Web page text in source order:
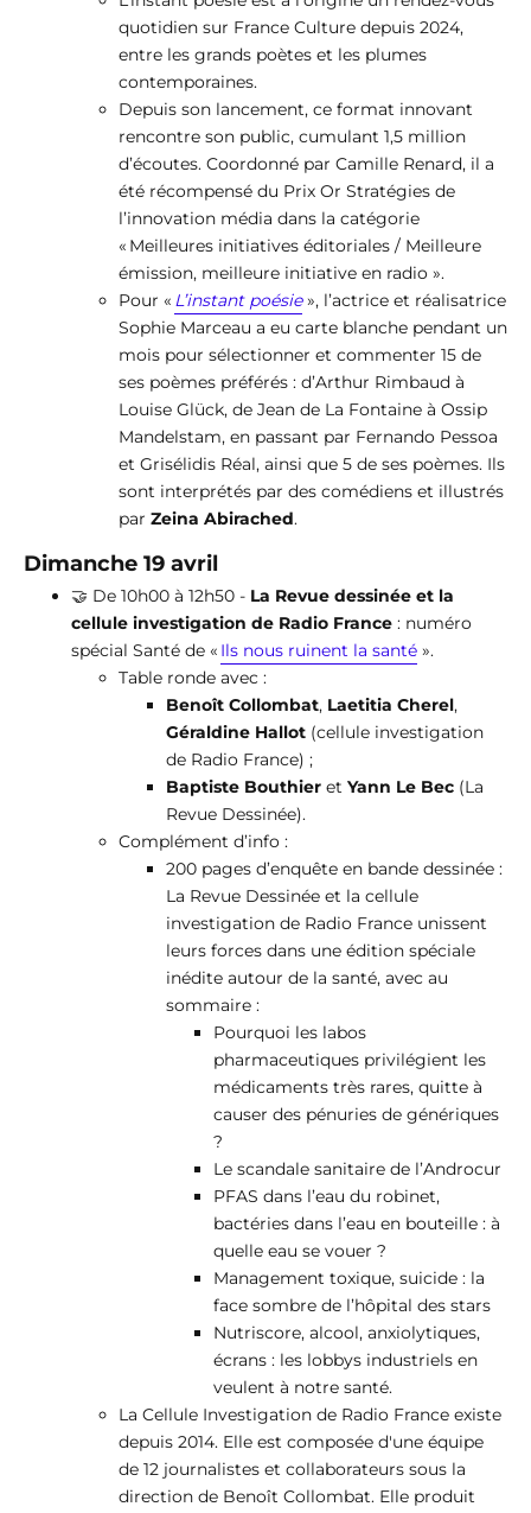
quotidien sur France Culture depuis 2024,
entre les grands poètes et les plumes
contemporaines.
Depuis son lancement, ce format innovant
rencontre son public, cumulant 1,5 million
d’écoutes. Coordonné par Camille Renard, il a
été récompensé du Prix Or Stratégies de
l’innovation média dans la catégorie
« Meilleures initiatives éditoriales / Meilleure
émission, meilleure initiative en radio ».
Pour « L’instant poésie», l’actrice et réalisatrice
Sophie Marceau a eu carte blanche pendant un
mois pour sélectionner et commenter 15 de
ses poèmes préférés : d’Arthur Rimbaud à
Louise Glück, de Jean de La Fontaine à Ossip
Mandelstam, en passant par Fernando Pessoa
et Grisélidis Réal, ainsi que 5 de ses poèmes. Ils
sont interprétés par des comédiens et illustrés
par Zeina Abirached.
Dimanche 19 avril
🤝 De 10h00 à 12h50 - La Revue dessinée et la
cellule investigation de Radio France : numéro
spécial Santé de « Ils nous ruinent la santé ».
Table ronde avec :
Benoît Collombat, Laetitia Cherel,
Géraldine Hallot (cellule investigation
de Radio France) ;
Baptiste Bouthier et Yann Le Bec (La
Revue Dessinée).
Complément d’info :
200 pages d’enquête en bande dessinée :
La Revue Dessinée et la cellule
investigation de Radio France unissent
leurs forces dans une édition spéciale
inédite autour de la santé, avec au
sommaire :
Pourquoi les labos
pharmaceutiques privilégient les
médicaments très rares, quitte à
causer des pénuries de génériques
?
Le scandale sanitaire de l’Androcur
PFAS dans l’eau du robinet,
bactéries dans l’eau en bouteille : à
quelle eau se vouer ?
Management toxique, suicide : la
face sombre de l’hôpital des stars
Nutriscore, alcool, anxiolytiques,
écrans : les lobbys industriels en
veulent à notre santé.
La Cellule Investigation de Radio France existe
depuis 2014. Elle est composée d'une équipe
de 12 journalistes et collaborateurs sous la
direction de Benoît Collombat. Elle produit